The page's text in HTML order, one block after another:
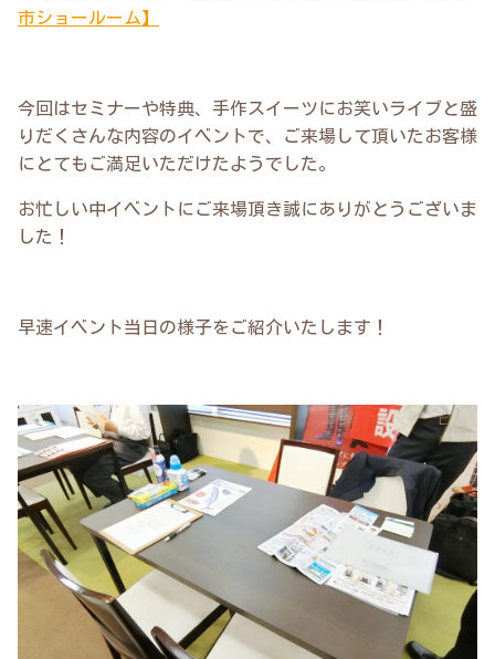
市ショールーム】
今回はセミナーや特典、手作スイーツにお笑いライブと盛
りだくさんな内容のイベントで、ご来場して頂いたお客様
にとてもご満足いただけたようでした。
お忙しい中イベントにご来場頂き誠にありがとうございま
した！
早速イベント当日の様子をご紹介いたします！